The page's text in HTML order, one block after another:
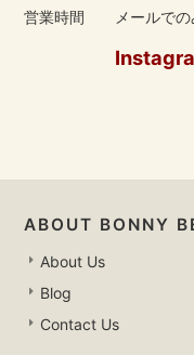
営業時間
メールで
ABOUT BONNY
About Us
Blog
Contact Us